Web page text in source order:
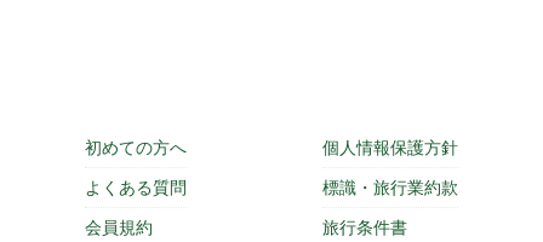
初めての方へ
よくある質問
会員規約
個人情報保護方針
標識・旅行業約款
旅行条件書